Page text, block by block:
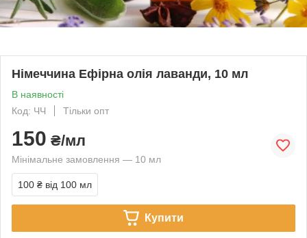
Німеччина Ефірна олія лаванди, 10 мл
В наявності
Код: ЧЧ
Тільки опт
150 ₴/мл
Мінімальне замовлення — 10 мл
100 ₴ від 100 мл
Купити